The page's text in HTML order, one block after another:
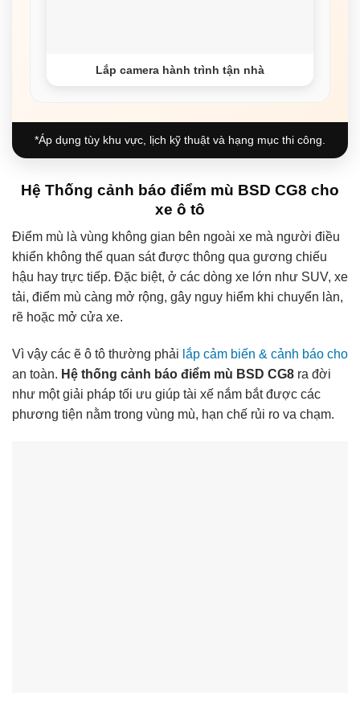
Lắp camera hành trình tận nhà
*Áp dụng tùy khu vực, lịch kỹ thuật và hạng mục thi công.
Hệ Thống cảnh báo điểm mù BSD CG8 cho
xe ô tô
Điểm mù là vùng không gian bên ngoài xe mà người điều
khiển không thể quan sát được thông qua gương chiếu
hậu hay trực tiếp. Đặc biệt, ở các dòng xe lớn như SUV, xe
tải, điểm mù càng mở rộng, gây nguy hiểm khi chuyển làn,
rẽ hoặc mở cửa xe.
Vì vậy các ẽ ô tô thường phải lắp cảm biến & cảnh báo cho
an toàn. Hệ thống cảnh báo điểm mù BSD CG8 ra đời
như một giải pháp tối ưu giúp tài xế nắm bắt được các
phương tiện nằm trong vùng mù, hạn chế rủi ro va chạm.